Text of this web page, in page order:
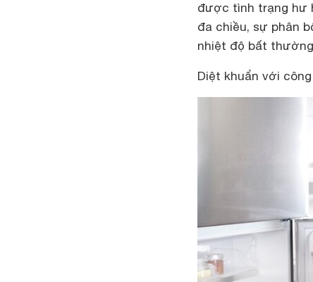
được tình trạng hư
đa chiều, sự phân
nhiệt độ bất
Diệt khuẩn với